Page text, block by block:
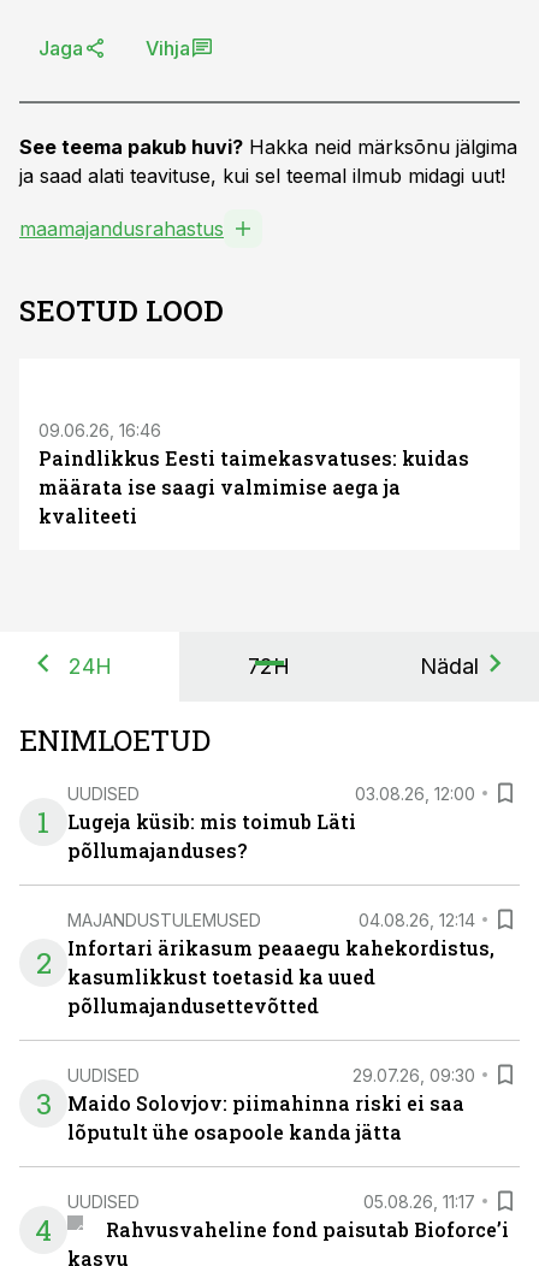
Jaga Vihja
See teema pakub huvi? Hakka neid märksõnu jälgima
ja saad alati teavituse, kui sel teemal ilmub midagi uut!
maamajandusrahastus
SEOTUD LOOD
09.06.26, 16:46
Paindlikkus Eesti taimekasvatuses: kuidas
määrata ise saagi valmimise aega ja
kvaliteeti
24H 72H Nädal
ENIMLOETUD
1
UUDISED 03.08.26, 12:00
Lugeja küsib: mis toimub Läti
põllumajanduses?
2
MAJANDUSTULEMUSED 04.08.26, 12:14
Infortari ärikasum peaaegu kahekordistus,
kasumlikkust toetasid ka uued
põllumajandusettevõtted
3
UUDISED 29.07.26, 09:30
Maido Solovjov: piimahinna riski ei saa
lõputult ühe osapoole kanda jätta
4
UUDISED 05.08.26, 11:17
Rahvusvaheline fond paisutab Bioforce’i
kasvu